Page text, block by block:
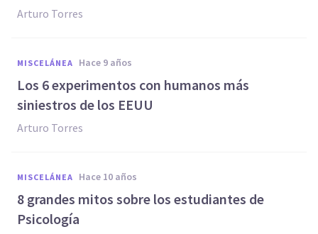
Arturo Torres
MISCELÁNEA hace 9 años
​Los 6 experimentos con humanos más
siniestros de los EEUU
Arturo Torres
MISCELÁNEA hace 10 años
​8 grandes mitos sobre los estudiantes de
Psicología